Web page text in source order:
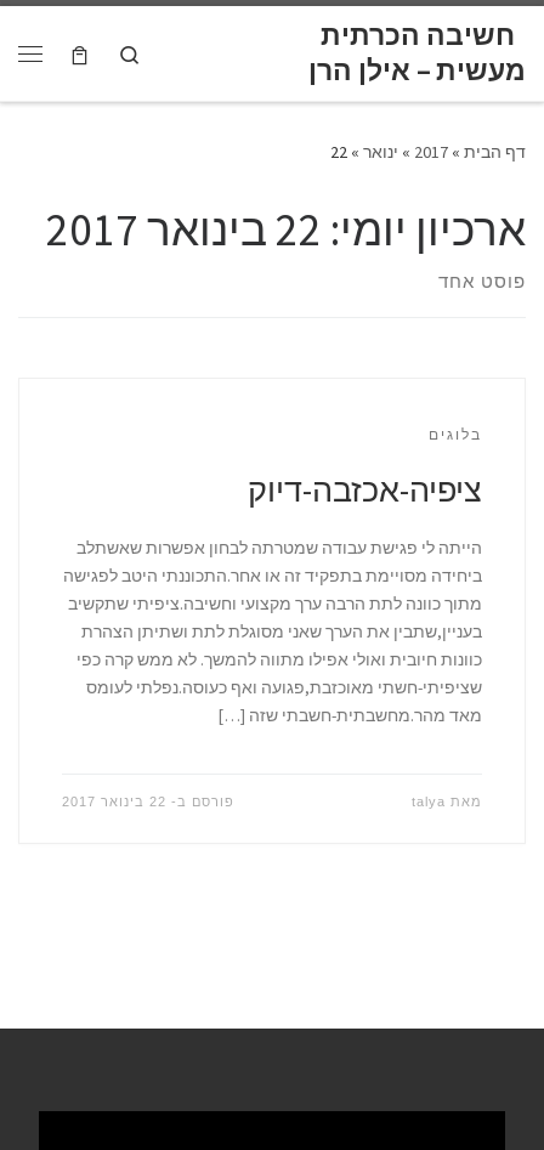
לתוכן
חשיבה הכרתית Search
דף הבית »
2017
» ינואר »
22
ארכיון יומי: 22 בינואר 2017
פוסט אחד
בלוגים
ציפיה-אכזבה-דיוק
הייתה לי פגישת עבודה שמטרתה לבחון אפשרות שאשתלב
ביחידה מסויימת בתפקיד זה או אחר.התכוננתי היטב לפגישה
מתוך כוונה לתת הרבה ערך מקצועי וחשיבה.ציפיתי שתקשיב
בעניין,שתבין את הערך שאני מסוגלת לתת ושתיתן הצהרת
כוונות חיובית ואולי אפילו מתווה להמשך. לא ממש קרה כפי
שציפיתי-חשתי מאוכזבת,פגועה ואף כעוסה.נפלתי לעומס
מאד מהר.מחשבתית-חשבתי שזה […]
מאת talya פורסם ב- 22 בינואר 2017